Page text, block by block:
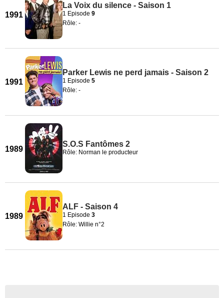
1991
La Voix du silence - Saison 1
1 Episode 9
Rôle: -
1991
Parker Lewis ne perd jamais - Saison 2
1 Episode 5
Rôle: -
1989
S.O.S Fantômes 2
Rôle: Norman le producteur
1989
ALF - Saison 4
1 Episode 3
Rôle: Willie n°2